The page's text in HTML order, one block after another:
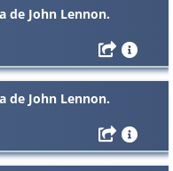
de John Lennon.
de John Lennon.